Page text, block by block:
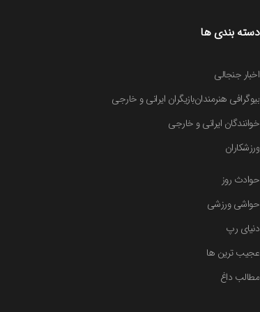
دسته بندی ها
اخبار جنجالی
بیوگرافی هنرمندانبازیگران ایرانی و خارجی
خوانندگان ایرانی و خارجی
ورزشکاران
حوادث روز
حواشی ورزشی
دنیای رپ
عجیب ترین ها
مطالب داغ